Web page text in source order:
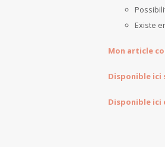
Existe
Mon article
Disponible ici
Disponible ici